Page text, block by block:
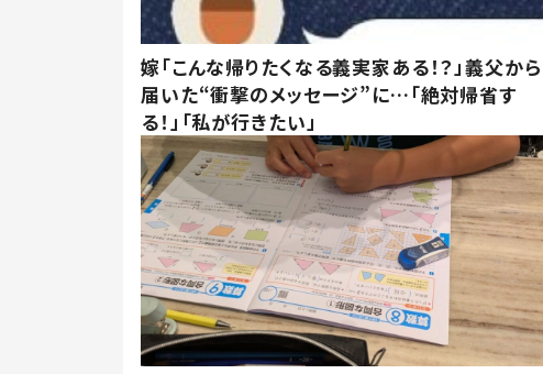
嫁「こんな帰りたくなる義実家ある！？」義父から
届いた“衝撃のメッセージ”に…「絶対帰省す
る！」「私が行きたい」